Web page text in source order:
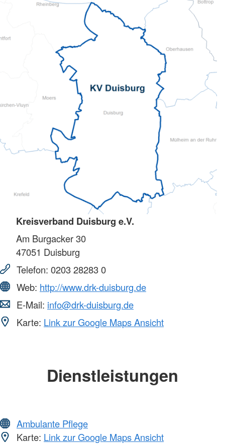
Kreisverband Duisburg e.V.
Am Burgacker 30
47051 Duisburg
Telefon: 0203 28283 0
Web: http://www.drk-duisburg.de
E-Mail: info@drk-duisburg.de
Karte: Link zur Google Maps Ansicht
Dienstleistungen
Ambulante Pflege
Karte: Link zur Google Maps Ansicht